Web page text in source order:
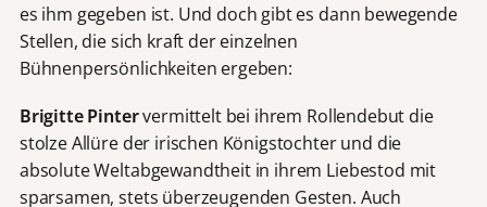
es ihm gegeben ist. Und doch gibt es dann bewegende
Stellen, die sich kraft der einzelnen
Bühnenpersönlichkeiten ergeben:
Brigitte Pintervermittelt bei ihrem Rollendebut die
stolze Allüre der irischen Königstochter und die
absolute Weltabgewandtheit in ihrem Liebestod mit
sparsamen, stets überzeugenden Gesten. Auch